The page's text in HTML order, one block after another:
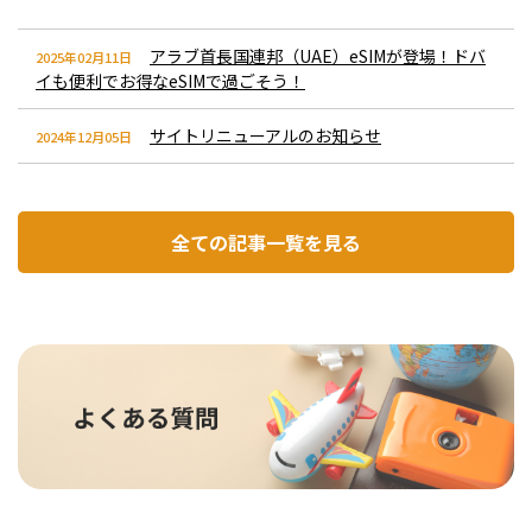
2025年02月11日
アラブ首長国連邦（UAE）eSIMが登場！ドバ
イも便利でお得なeSIMで過ごそう！
2024年12月05日 サイトリニューアルのお知らせ
全ての記事一覧を見る